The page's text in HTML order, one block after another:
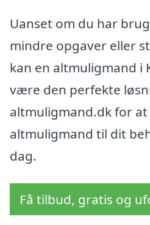
Uanset om du har
mindre opgaver eller
kan en altmuligmand i
være den perfekte
altmuligmand.dk for
altmuligmand til dit
dag.
Få tilbud, gratis og